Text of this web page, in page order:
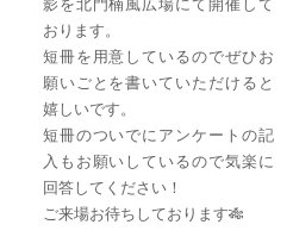
おります。
短冊を用意しているのでぜひお
願いごとを書いていただけると
嬉しいです。
短冊のついでにアンケートの記
入もお願いしているので気楽に
回答してください！
ご来場お待ちしております🎋